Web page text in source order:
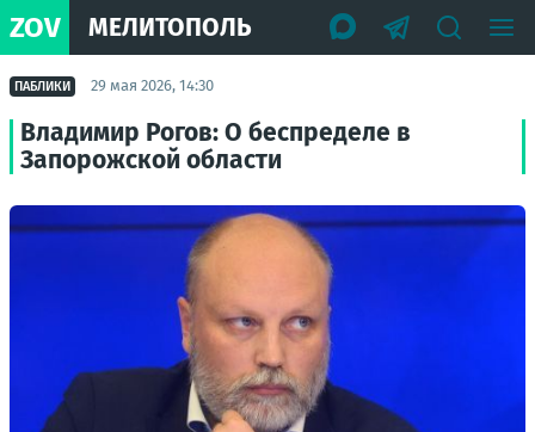
ZOV МЕЛИТОПОЛЬ
ПАБЛИКИ 29 мая 2026, 14:30
Владимир Рогов: О беспределе в
Запорожской области